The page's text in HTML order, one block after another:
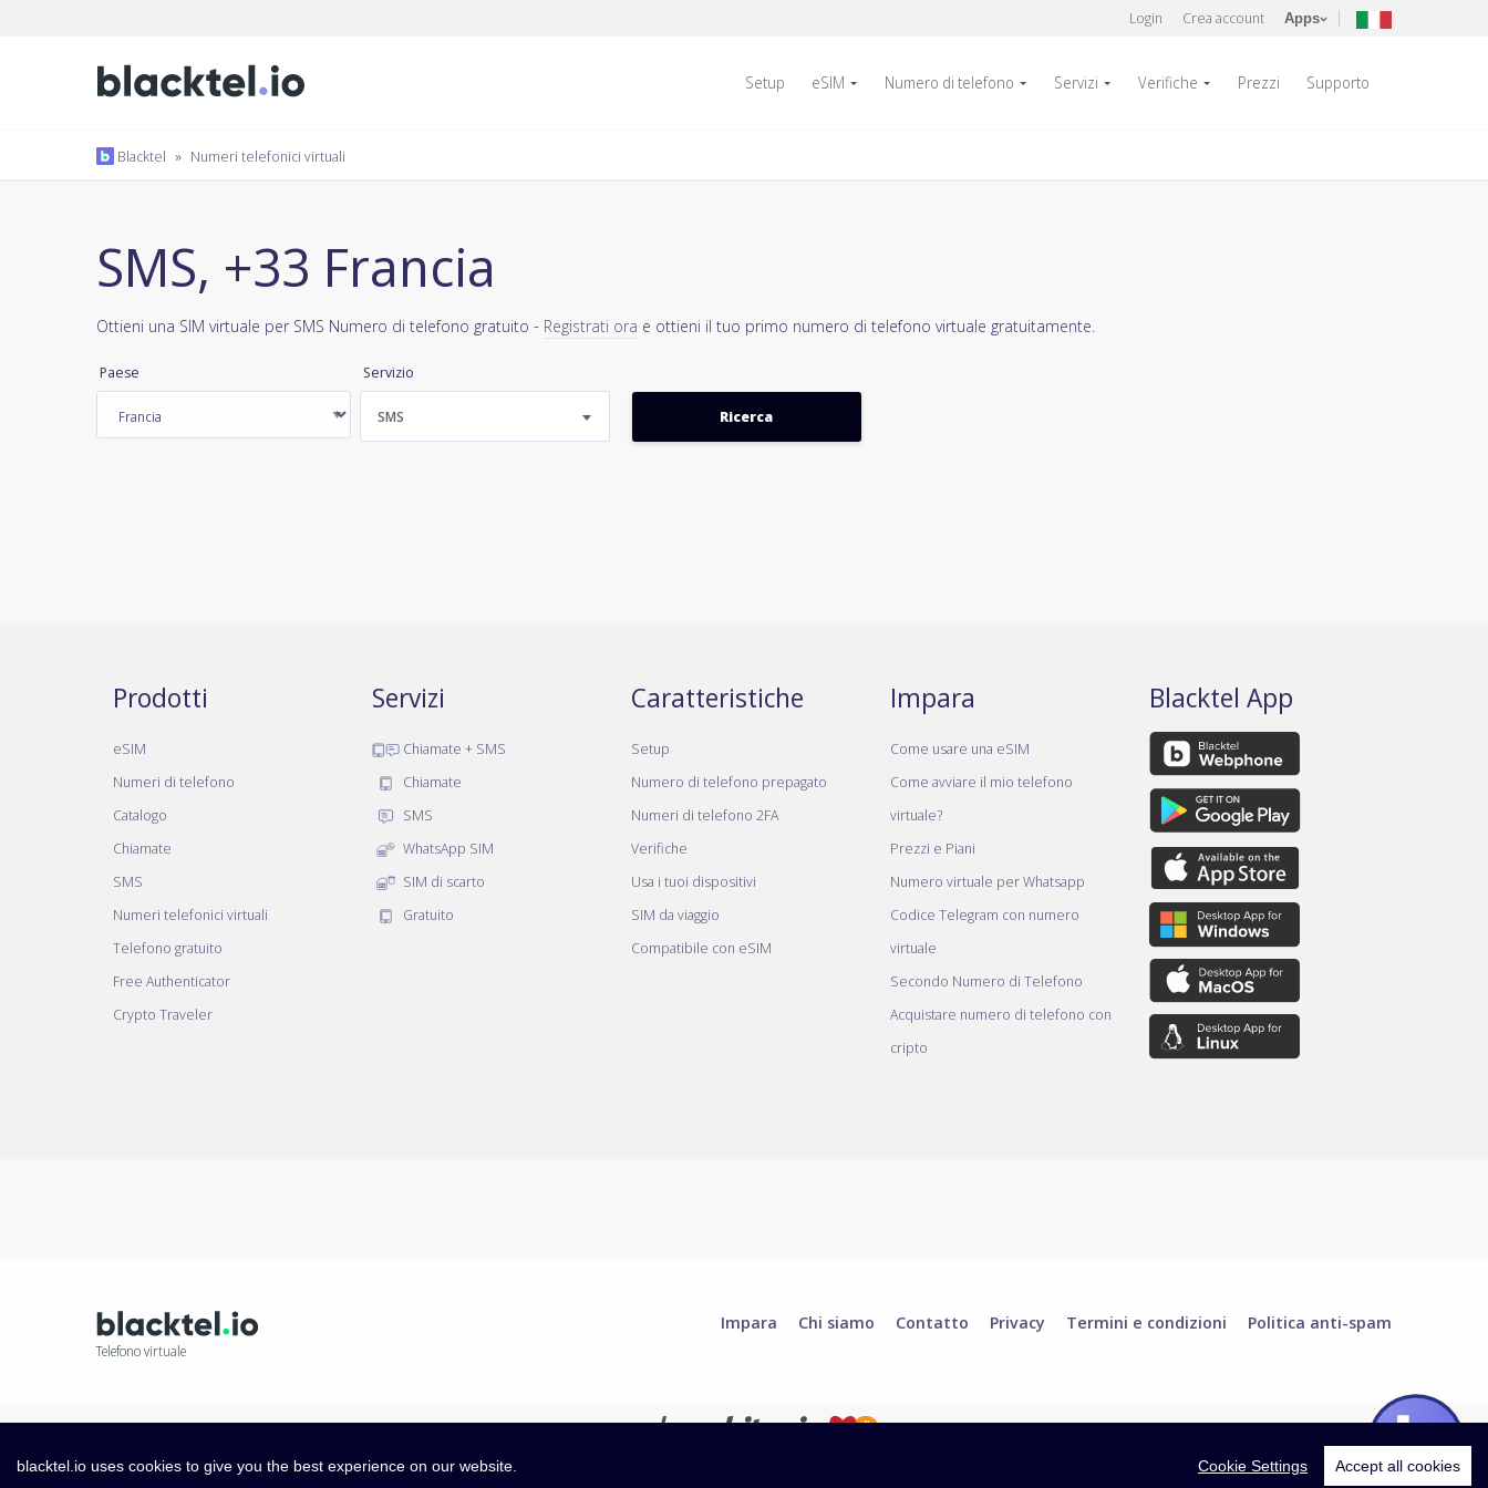
Login Crea account Apps
Setup eSIM Numero di telefono Servizi Verifiche Prezzi Supporto
Blacktel » Numeri telefonici virtuali
SMS, +33 Francia
Ottieni una SIM virtuale per SMS Numero di telefono gratuito - Registrati ora e ottieni il tuo primo numero di telefono virtuale gratuitamente.
Paese Servizio
SMS
Prodotti
eSIM
Numeri di telefono
Catalogo
Chiamate
SMS
Numeri telefonici virtuali
Telefono gratuito
Free Authenticator
Crypto Traveler
Servizi
Chiamate + SMS
Chiamate
SMS
WhatsApp SIM
SIM di scarto
Gratuito
Caratteristiche
Setup
Numero di telefono prepagato
Numeri di telefono 2FA
Verifiche
Usa i tuoi dispositivi
SIM da viaggio
Compatibile con eSIM
Impara
Come usare una eSIM
Come avviare il mio telefono
virtuale?
Prezzi e Piani
Numero virtuale per Whatsapp
Codice Telegram con numero
virtuale
Secondo Numero di Telefono
Acquistare numero di telefono con
cripto
Blacktel App
Telefono virtuale
Impara Chi siamo Contatto Privacy Termini e condizioni Politica anti-spam
blacktel.io uses cookies to give you the best experience on our website. Cookie Settings Accept all cookies